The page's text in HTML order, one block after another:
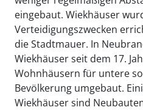
eingebaut. Wiekhäuser
Verteidigungszwecken
die Stadtmauer. In
Wiekhäuser seit dem 17.
Wohnhäusern für untere
Bevölkerung umgebaut.
Wiekhäuser sind